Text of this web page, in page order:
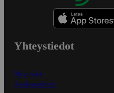
Yhteystiedot
Myymälät
Asiakaspalvelu